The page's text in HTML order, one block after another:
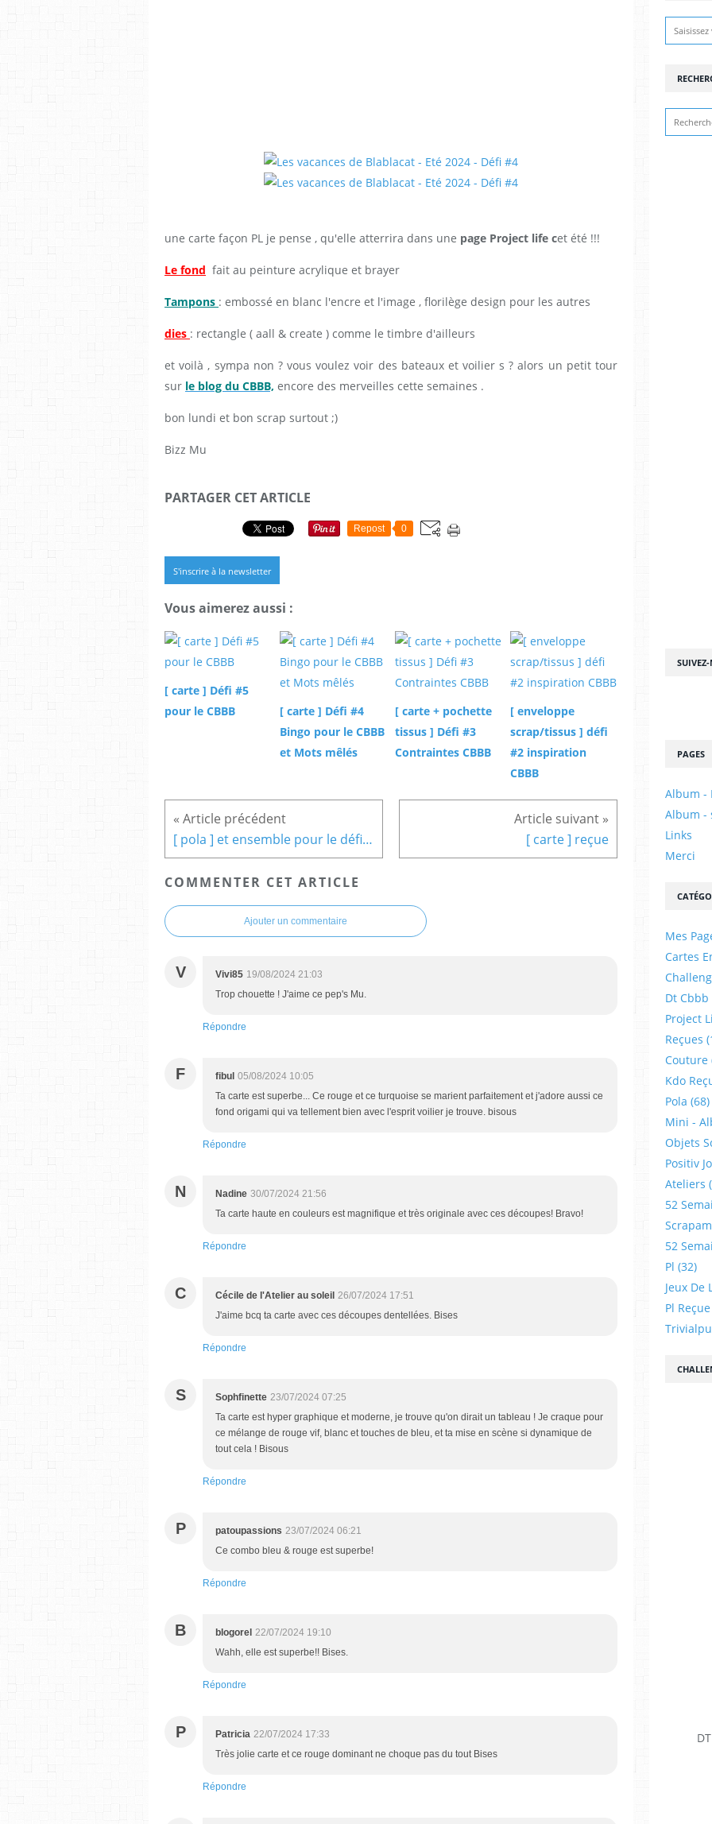
une carte façon PL je pense , qu'elle atterrira dans une page Project life cet été !!!
Le fond fait au peinture acrylique et brayer
Tampons : embossé en blanc l'encre et l'image , florilège design pour les autres
dies : rectangle ( aall & create ) comme le timbre d'ailleurs
et voilà , sympa non ? vous voulez voir des bateaux et voilier s ? alors un petit tour
sur le blog du CBBB, encore des merveilles cette semaines .
bon lundi et bon scrap surtout ;)
Bizz Mu
PARTAGER CET ARTICLE
Repost 0
S'inscrire à la newsletter
Vous aimerez aussi :
[ carte ] Défi #5
pour le CBBB
[ carte ] Défi #4
Bingo pour le CBBB
et Mots mêlés
[ carte + pochette
tissus ] Défi #3
Contraintes CBBB
[ enveloppe
scrap/tissus ] défi
#2 inspiration
CBBB
[ pola ] et ensemble pour le défi de juin 2024 [ carte ] reçue
COMMENTER CET ARTICLE
Ajouter un commentaire
V Vivi85 19/08/2024 21:03
Trop chouette ! J'aime ce pep's Mu.
Répondre
F fibul 05/08/2024 10:05
Ta carte est superbe... Ce rouge et ce turquoise se marient parfaitement et j'adore aussi ce
fond origami qui va tellement bien avec l'esprit voilier je trouve. bisous
Répondre
N Nadine 30/07/2024 21:56
Ta carte haute en couleurs est magnifique et très originale avec ces découpes! Bravo!
Répondre
C Cécile de l'Atelier au soleil 26/07/2024 17:51
J'aime bcq ta carte avec ces découpes dentellées. Bises
Répondre
S Sophfinette 23/07/2024 07:25
Ta carte est hyper graphique et moderne, je trouve qu'on dirait un tableau ! Je craque pour
ce mélange de rouge vif, blanc et touches de bleu, et ta mise en scène si dynamique de
tout cela ! Bisous
Répondre
P patoupassions 23/07/2024 06:21
Ce combo bleu & rouge est superbe!
Répondre
B blogorel 22/07/2024 19:10
Wahh, elle est superbe!! Bises.
Répondre
P Patricia 22/07/2024 17:33
Très jolie carte et ce rouge dominant ne choque pas du tout Bises
Répondre
PAGES
Album -
Album -
Links
Merci
Mes
Cartes
Dt Cbbb
Project
Reçues
Couture
Kdo
Pola (68)
Mini -
Objets
Positiv
Ateliers
52
52
Pl (32)
Jeux De
Pl Reçue